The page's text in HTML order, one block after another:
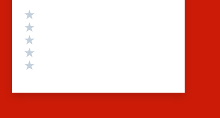
Valutazione